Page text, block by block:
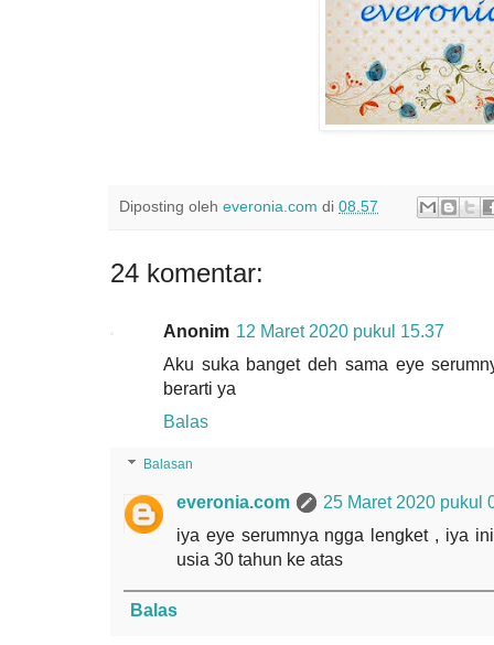
Diposting oleh everonia.com di 08.57
24 komentar:
Anonim 12 Maret 2020 pukul 15.37
Aku suka banget deh sama eye
berarti ya
Balas
Balasan
everonia.com
25 Maret 2020 pukul
iya eye serumnya ngga lengket , iya
usia 30 tahun ke atas
Balas